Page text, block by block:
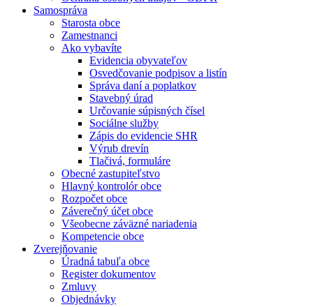
Samospráva
Starosta obce
Zamestnanci
Ako vybavíte
Evidencia obyvateľov
Osvedčovanie podpisov a listín
Správa daní a poplatkov
Stavebný úrad
Určovanie súpisných čísel
Sociálne služby
Zápis do evidencie SHR
Výrub drevín
Tlačivá, formuláre
Obecné zastupiteľstvo
Hlavný kontrolór obce
Rozpočet obce
Záverečný účet obce
Všeobecne záväzné nariadenia
Kompetencie obce
Zverejňovanie
Úradná tabuľa obce
Register dokumentov
Zmluvy
Objednávky